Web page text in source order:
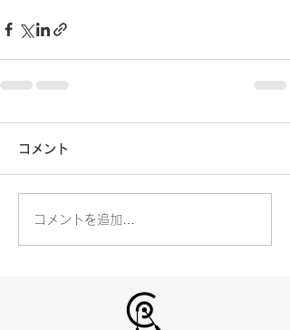
コメント
コメントを追加…